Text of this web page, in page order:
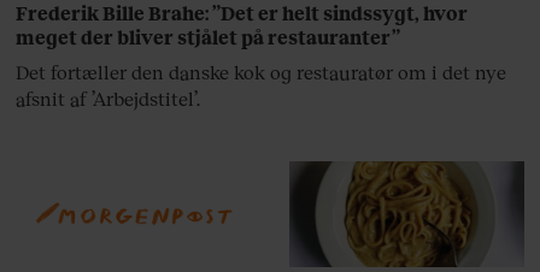
Frederik Bille Brahe: ”Det er helt sindssygt, hvor
meget der bliver stjålet på restauranter”
Det fortæller den danske kok og restauratør om i det nye
afsnit af ’Arbejdstitel’.